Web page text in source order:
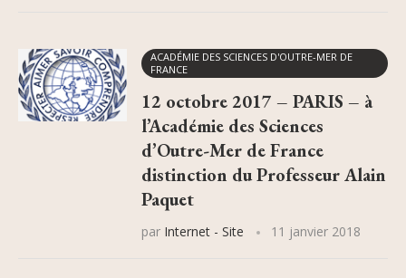
ACADÉMIE DES SCIENCES D'OUTRE-MER DE
FRANCE
12 octobre 2017 – PARIS – à
l’Académie des Sciences
d’Outre-Mer de France
distinction du Professeur Alain
Paquet
par Internet - Site 11 janvier 2018